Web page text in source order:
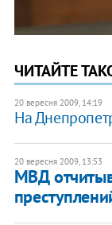
ЧИТАЙТЕ
20 вересня 2009, 14:19
На
20 вересня 2009, 13:53
МВД